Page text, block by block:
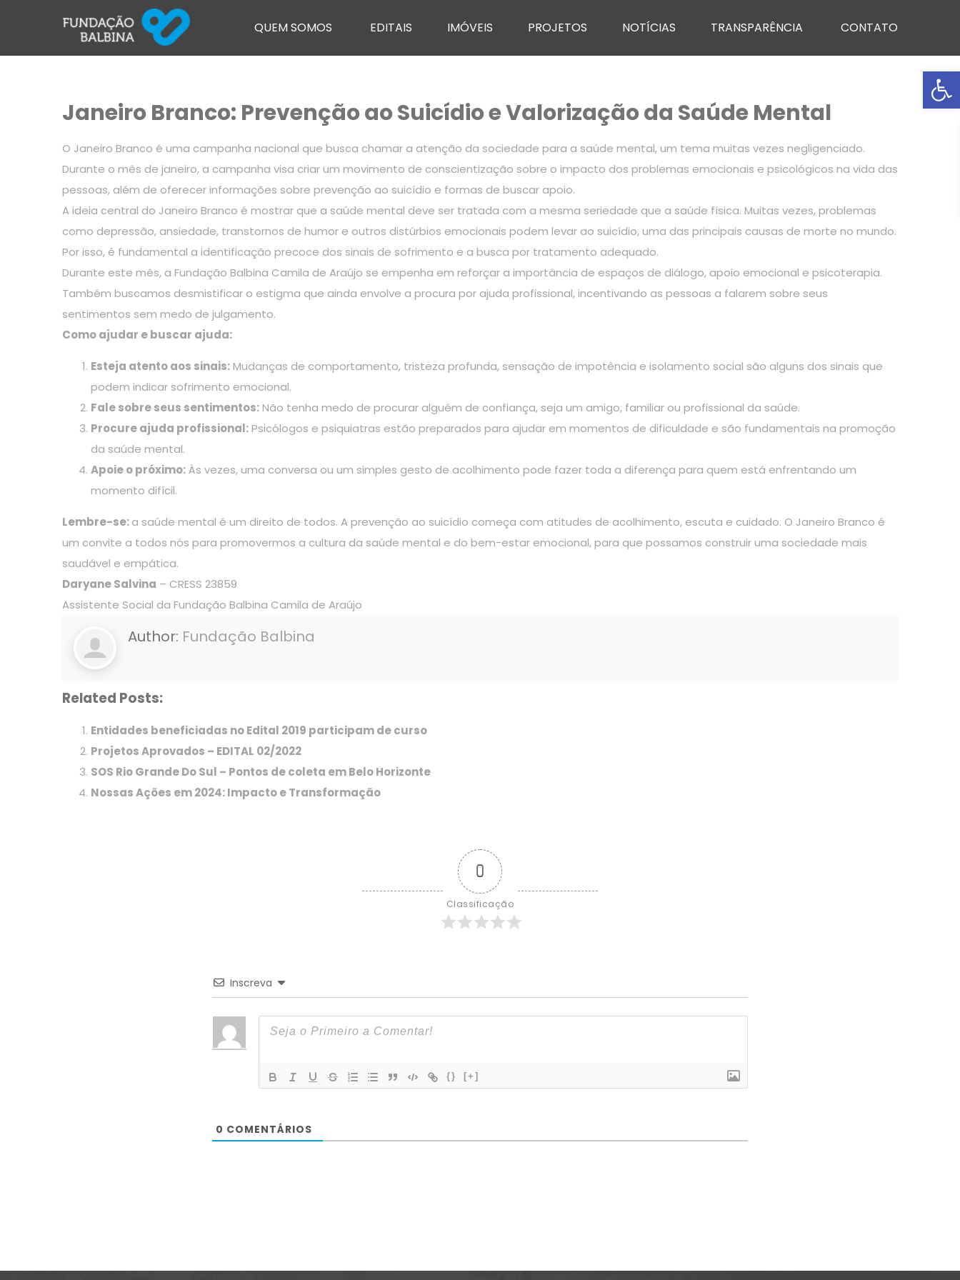
QUEM SOMOS EDITAIS IMÓVEIS PROJETOS NOTÍCIAS TRANSPARÊNCIA CONTATO
Janeiro Branco: Prevenção ao Suicídio e Valorização da Saúde Mental
O Janeiro Branco é uma campanha nacional que busca chamar a atenção da sociedade para a saúde mental, um tema muitas vezes negligenciado.
Durante o mês de janeiro, a campanha visa criar um movimento de conscientização sobre o impacto dos problemas emocionais e psicológicos na vida das
pessoas, além de oferecer informações sobre prevenção ao suicídio e formas de buscar apoio.
A ideia central do Janeiro Branco é mostrar que a saúde mental deve ser tratada com a mesma seriedade que a saúde física. Muitas vezes, problemas
como depressão, ansiedade, transtornos de humor e outros distúrbios emocionais podem levar ao suicídio, uma das principais causas de morte no mundo.
Por isso, é fundamental a identificação precoce dos sinais de sofrimento e a busca por tratamento adequado.
Durante este mês, a Fundação Balbina Camila de Araújo se empenha em reforçar a importância de espaços de diálogo, apoio emocional e psicoterapia.
Também buscamos desmistificar o estigma que ainda envolve a procura por ajuda profissional, incentivando as pessoas a falarem sobre seus
sentimentos sem medo de julgamento.
Como ajudar e buscar ajuda:
Esteja atento aos sinais:Mudanças de comportamento, tristeza profunda, sensação de impotência e isolamento social são alguns dos sinais que
podem indicar sofrimento emocional.
Fale sobre seus sentimentos:Não tenha medo de procurar alguém de confiança, seja um amigo, familiar ou profissional da saúde.
Procure ajuda profissional:Psicólogos e psiquiatras estão preparados para ajudar em momentos de dificuldade e são fundamentais na promoção
da saúde mental.
Apoie o próximo:Às vezes, uma conversa ou um simples gesto de acolhimento pode fazer toda a diferença para quem está enfrentando um
momento difícil.
Lembre-se:a saúde mental é um direito de todos. A prevenção ao suicídio começa com atitudes de acolhimento, escuta e cuidado. O Janeiro Branco é
um convite a todos nós para promovermos a cultura da saúde mental e do bem-estar emocional, para que possamos construir uma sociedade mais
saudável e empática.
Daryane Salvina – CRESS 23859
Assistente Social da Fundação Balbina Camila de Araújo
Author: Fundação Balbina
Related Posts:
Entidades beneficiadas no Edital 2019 participam de curso
Projetos Aprovados – EDITAL 02/2022
SOS Rio Grande Do Sul – Pontos de coleta em Belo Horizonte
Nossas Ações em 2024: Impacto e Transformação
0
Classificação
Inscreva
{} [+]
0 COMENTÁRIOS